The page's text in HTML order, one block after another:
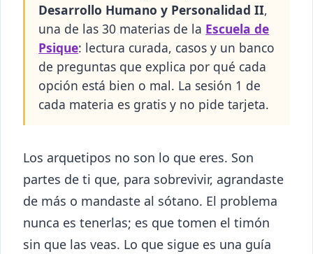
Desarrollo Humano y Personalidad II,
una de las 30 materias de la Escuela de
Psique: lectura curada, casos y un banco
de preguntas que explica por qué cada
opción está bien o mal. La sesión 1 de
cada materia es gratis y no pide tarjeta.
Los arquetipos no son lo que eres. Son
partes de ti que, para sobrevivir, agrandaste
de más o mandaste al sótano. El problema
nunca es tenerlas; es que tomen el timón
sin que las veas. Lo que sigue es una guía